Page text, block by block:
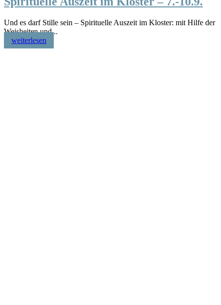
Und es darf Stille sein – Spirituelle Auszeit im Kloster: mit Hilfe der
Weisheiten und...
weiterlesen